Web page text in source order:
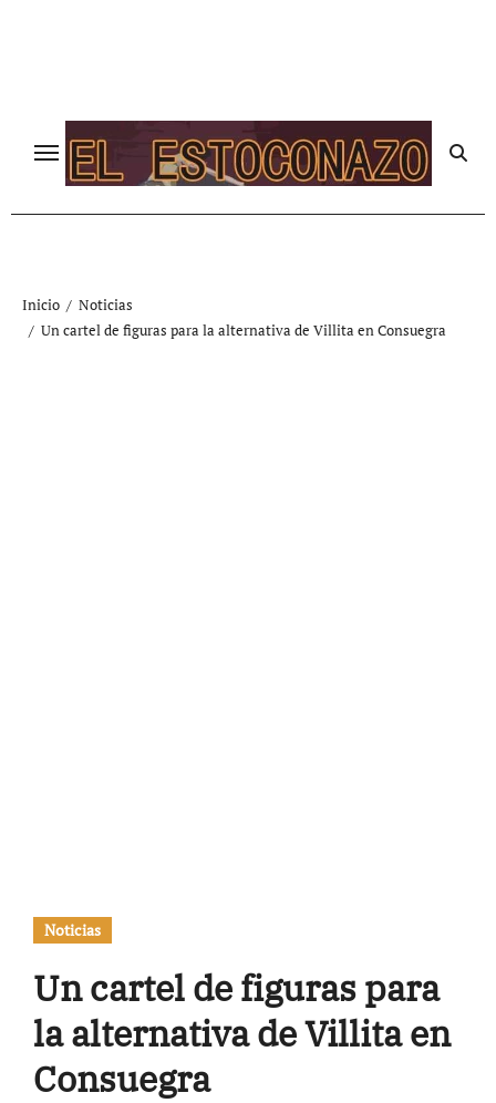
Inicio
Noticias
Un cartel de figuras para la alternativa de Villita en Consuegra
Noticias
Un cartel de figuras para
la alternativa de Villita en
Consuegra